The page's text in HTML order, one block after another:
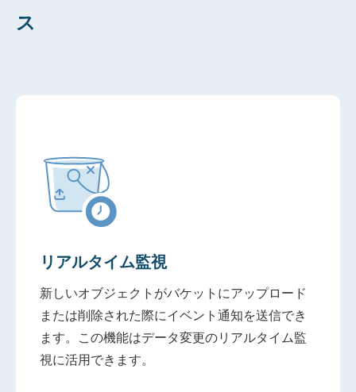
ス
リアルタイム監視
新しいオブジェクトがバケットにアップロード
または削除された際にイベント通知を送信でき
ます。この機能はデータ変更のリアルタイム監
視に活用できます。